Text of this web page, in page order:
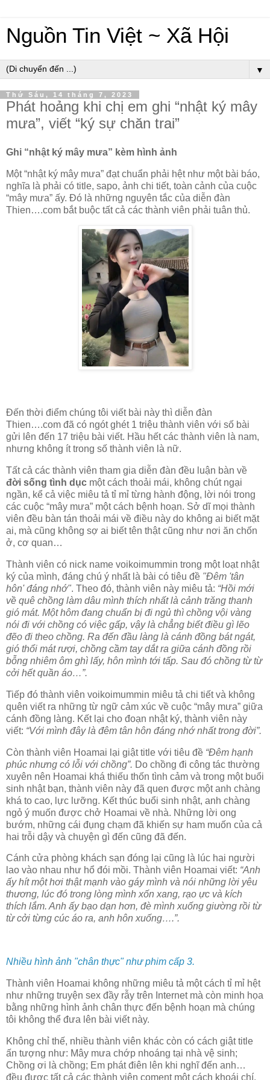
Nguồn Tin Việt ~ Xã Hội
▼
Thứ Sáu, 14 tháng 7, 2023
Phát hoảng khi chị em ghi “nhật ký mây
mưa”, viết “ký sự chăn trai”
Ghi “nhật ký mây mưa” kèm hình ảnh
Một “nhật ký mây mưa” đạt chuẩn phải hệt như một bài báo,
nghĩa là phải có title, sapo, ảnh chi tiết, toàn cảnh của cuộc
“mây mưa” ấy. Đó là những nguyên tắc của diễn đàn
Thien….com bắt buộc tất cả các thành viên phải tuân thủ.
Đến thời điểm chúng tôi viết bài này thì diễn đàn
Thien….com đã có ngót ghét 1 triệu thành viên với số bài
gửi lên đến 17 triệu bài viết. Hầu hết các thành viên là nam,
nhưng không ít trong số thành viên là nữ.
Tất cả các thành viên tham gia diễn đàn đều luận bàn về
đời sống tình dục một cách thoải mái, không chút ngại
ngần, kể cả việc miêu tả tỉ mỉ từng hành động, lời nói trong
các cuộc “mây mưa” một cách bệnh hoạn. Sở dĩ mọi thành
viên đều bàn tán thoải mái về điều này do không ai biết mặt
ai, mà cũng không sợ ai biết tên thật cũng như nơi ăn chốn
ở, cơ quan…
Thành viên có nick name voikoimummin trong một loạt nhật
ký của mình, đáng chú ý nhất là bài có tiêu đề "Đêm 'tân
hôn' đáng nhớ". Theo đó, thành viên này miêu tả: “Hồi mới
về quê chồng làm dâu mình thích nhất là cảnh trăng thanh
gió mát. Một hôm đang chuẩn bị đi ngủ thì chồng vội vàng
nói đi với chồng có việc gấp, vậy là chẳng biết điều gì lẽo
đẽo đi theo chồng. Ra đến đầu làng là cánh đồng bát ngát,
gió thổi mát rượi, chồng cầm tay dắt ra giữa cánh đồng rồi
bỗng nhiêm ôm ghì lấy, hôn mình tới tấp. Sau đó chồng từ từ
cởi hết quần áo…”.
Tiếp đó thành viên voikoimummin miêu tả chi tiết và không
quên viết ra những từ ngữ cảm xúc về cuộc “mây mưa” giữa
cánh đồng làng. Kết lại cho đoạn nhật ký, thành viên này
viết: “Với mình đây là đêm tân hôn đáng nhớ nhất trong đời”.
Còn thành viên Hoamai lại giật title với tiêu đề “Đêm hạnh
phúc nhưng có lỗi với chồng”. Do chồng đi công tác thường
xuyên nên Hoamai khá thiếu thốn tình cảm và trong một buổi
sinh nhật bạn, thành viên này đã quen được một anh chàng
khá to cao, lực lưỡng. Kết thúc buổi sinh nhật, anh chàng
ngỏ ý muốn được chở Hoamai về nhà. Những lời ong
bướm, những cái đụng chạm đã khiến sự ham muốn của cả
hai trỗi dậy và chuyện gì đến cũng đã đến.
Cánh cửa phòng khách sạn đóng lại cũng là lúc hai người
lao vào nhau như hổ đói mồi. Thành viên Hoamai viết: “Anh
ấy hít một hơi thật mạnh vào gáy mình và nói những lời yêu
thương, lúc đó trong lòng mình xốn xang, rạo ực và kích
thích lắm. Anh ấy bạo dạn hơn, đè mình xuống giường rồi từ
từ cởi từng cúc áo ra, anh hôn xuống….”.
Nhiều hình ảnh "chân thực" như phim cấp 3.
Thành viên Hoamai không những miêu tả một cách tỉ mỉ hệt
như những truyện sex đầy rẫy trên Internet mà còn minh họa
bằng những hình ảnh chân thực đến bệnh hoạn mà chúng
tôi không thể đưa lên bài viết này.
Không chỉ thế, nhiều thành viên khác còn có cách giật title
ấn tượng như: Mây mưa chớp nhoáng tại nhà vệ sinh;
Chồng ơi là chồng; Em phát điên lên khi nghĩ đến anh…
đều được tất cả các thành viên coment một cách khoái chí.